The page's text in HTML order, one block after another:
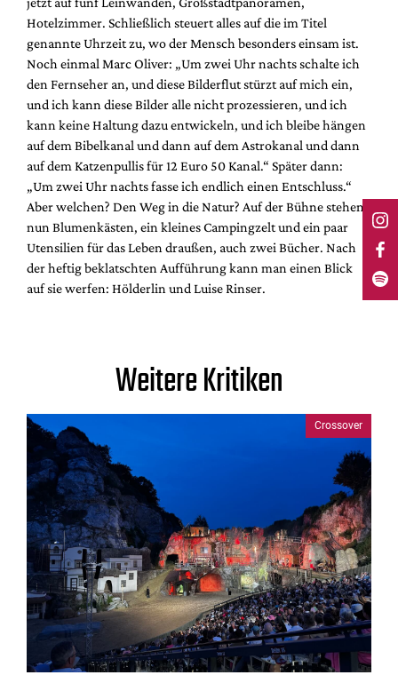
Hotelzimmer. Schließlich steuert alles auf die im Titel
genannte Uhrzeit zu, wo der Mensch besonders einsam ist.
Noch einmal Marc Oliver: „Um zwei Uhr nachts schalte ich
den Fernseher an, und diese Bilderflut stürzt auf mich ein,
und ich kann diese Bilder alle nicht prozessieren, und ich
kann keine Haltung dazu entwickeln, und ich bleibe hängen
auf dem Bibelkanal und dann auf dem Astrokanal und dann
auf dem Katzenpullis für 12 Euro 50 Kanal.“ Später dann:
„Um zwei Uhr nachts fasse ich endlich einen Entschluss.“
Aber welchen? Den Weg in die Natur? Auf der Bühne stehen
nun Blumenkästen, ein kleines Campingzelt und ein paar
Utensilien für das Leben draußen, auch zwei Bücher. Nach
der heftig beklatschten Aufführung kann man einen Blick
auf sie werfen: Hölderlin und Luise Rinser.
Weitere Kritiken
Crossover